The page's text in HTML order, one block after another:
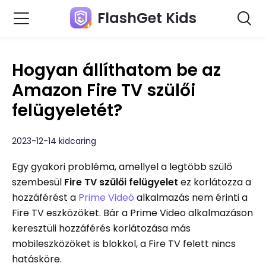
FlashGet Kids
Hogyan állíthatom be az
Amazon Fire TV szülői
felügyeletét?
2023-12-14 kidcaring
Egy gyakori probléma, amellyel a legtöbb szülő
szembesül Fire TV szülői felügyelet ez korlátozza a
hozzáférést a Prime Videó alkalmazás nem érinti a
Fire TV eszközöket. Bár a Prime Video alkalmazáson
keresztüli hozzáférés korlátozása más
mobileszközöket is blokkol, a Fire TV felett nincs
hatásköre.